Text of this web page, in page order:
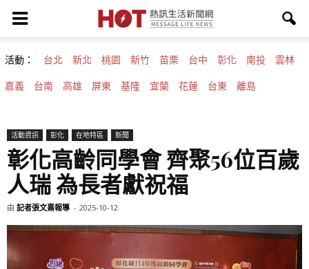
活動： 台北 新北 桃園 新竹 苗栗 台中 彰化 南投 雲林
嘉義 台南 高雄 屏東 基隆 宜蘭 花蓮 台東 離島
活動資訊 彰化 在地特區 新聞
彰化高齡同學會 齊聚56位百歲
人瑞 為長者獻祝福
由 記者張文熹報導 - 2025-10-12